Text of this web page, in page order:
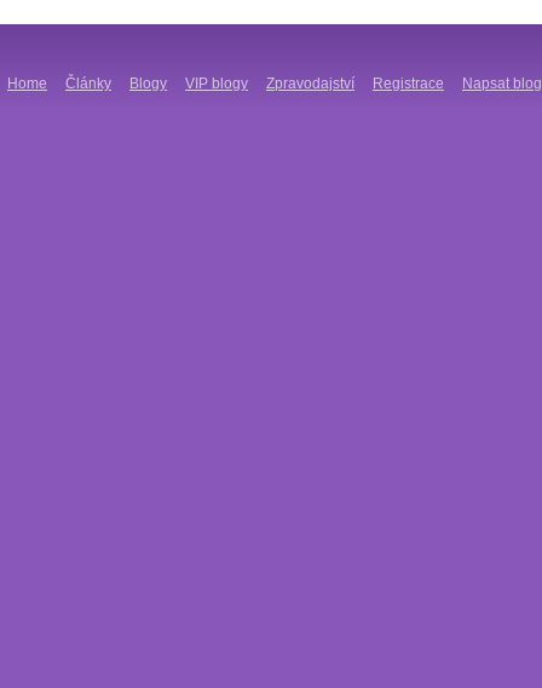
Home Články Blogy VIP blogy Zpravodajství Registrace Napsat blog